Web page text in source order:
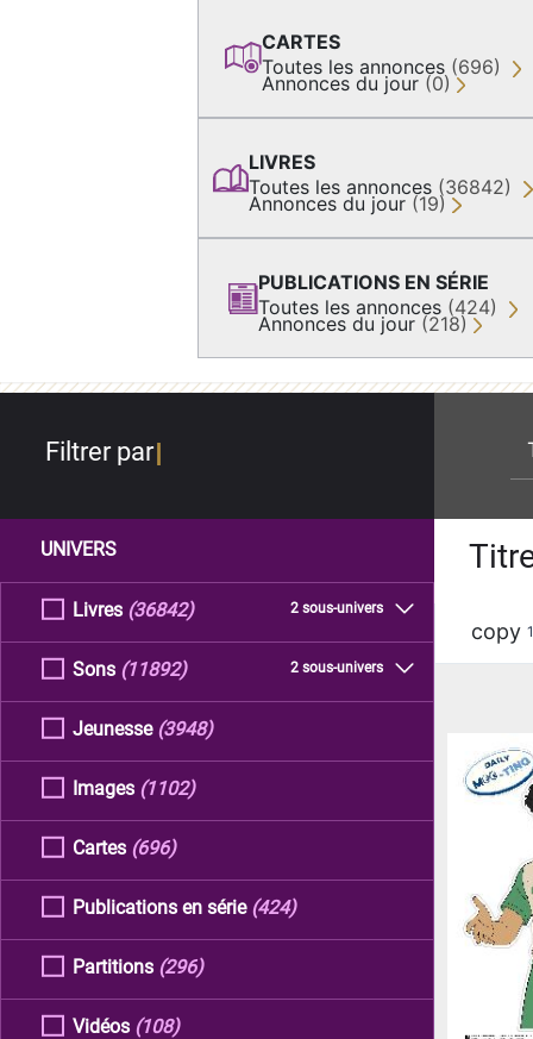
CARTES
Toutes les annonces (696)
Annonces du jour (0)
LIVRES
Toutes les annonces (36842)
Annonces du jour (19)
PUBLICATIONS EN SÉRIE
Toutes les annonces (424)
Annonces du jour (218)
Filtrer par
UNIVERS
Livres 2 sous-univers
(36842)
Sons 2 sous-univers
(11892)
Jeunesse (3948)
Images (1102)
Cartes (696)
Publications en série (424)
Partitions (296)
Vidéos (108)
copy